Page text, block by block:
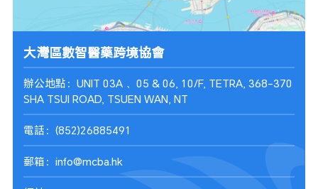
大灣區數智醫藥跨境協會
辦公地點：UNIT 03A 、05 & 06, 10/F, TETRA, 368-370
SHA TSUI ROAD, TSUEN WAN, NT
電話：(852)26885491
郵箱：info@mcba.hk